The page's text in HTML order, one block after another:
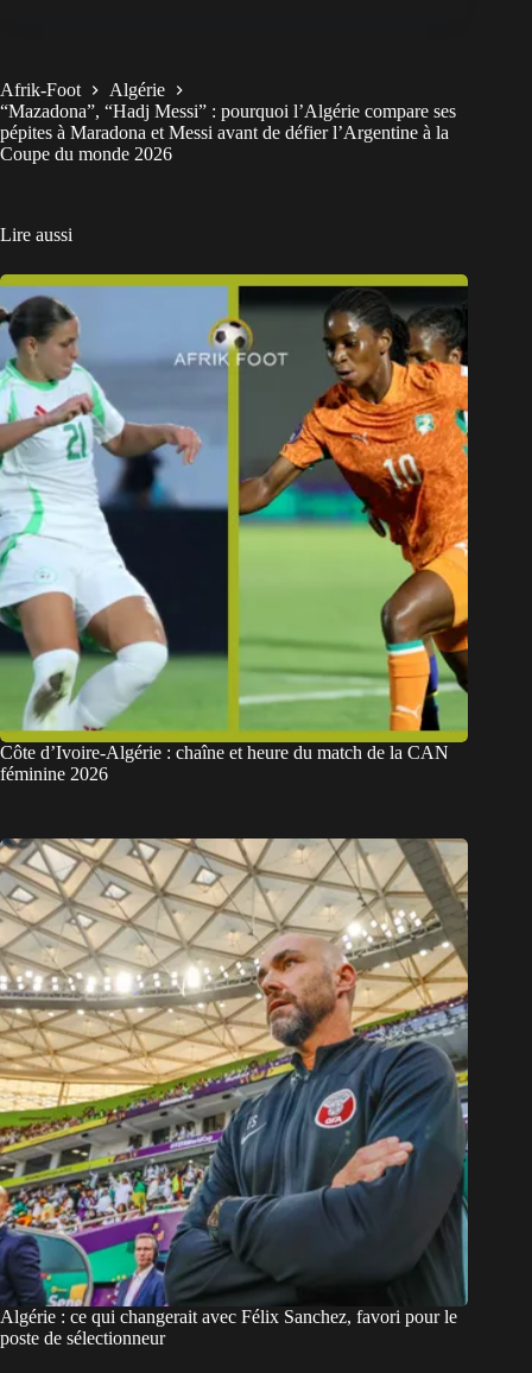
Afrik-Foot
Algérie
“Mazadona”, “Hadj Messi” : pourquoi l’Algérie compare ses
pépites à Maradona et Messi avant de défier l’Argentine à la
Coupe du monde 2026
Lire aussi
Côte d’Ivoire-Algérie : chaîne et heure du match de la CAN
féminine 2026
Algérie : ce qui changerait avec Félix Sanchez, favori pour le
poste de sélectionneur